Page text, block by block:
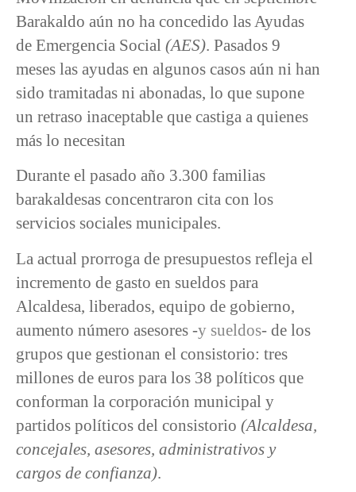
Barakaldo aún no ha concedido las Ayudas
de Emergencia Social (AES). Pasados 9
meses las ayudas en algunos casos aún ni han
sido tramitadas ni abonadas, lo que supone
un retraso inaceptable que castiga a quienes
más lo necesitan
Durante el pasado año 3.300 familias
barakaldesas concentraron cita con los
servicios sociales municipales.
La actual prorroga de presupuestos refleja el
incremento de gasto en sueldos para
Alcaldesa, liberados, equipo de gobierno,
aumento número asesores -y sueldos- de los
grupos que gestionan el consistorio: tres
millones de euros para los 38 políticos que
conforman la corporación municipal y
partidos políticos del consistorio (Alcaldesa,
concejales, asesores, administrativos y
cargos de confianza).